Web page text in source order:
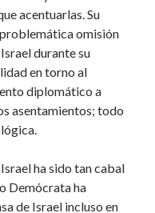
acentuarlas. Su
omisión
durante su
en torno al
diplomático a
asentamientos; todo
ha sido tan cabal
Demócrata ha
de Israel incluso en